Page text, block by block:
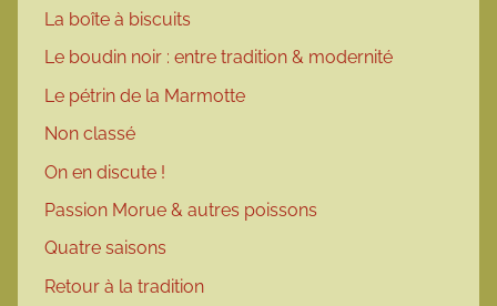
La boîte à biscuits
Le boudin noir : entre tradition & modernité
Le pétrin de la Marmotte
Non classé
On en discute !
Passion Morue & autres poissons
Quatre saisons
Retour à la tradition